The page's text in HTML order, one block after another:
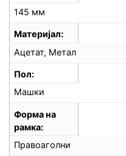
145 мм
Материјал
Ацетат, Метал
Пол
Машки
Форма на
рамка
Правоаголни